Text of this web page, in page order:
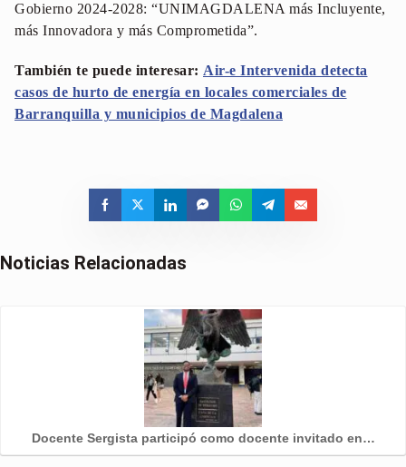
Gobierno 2024-2028: “UNIMAGDALENA más Incluyente,
más Innovadora y más Comprometida”.
También te puede interesar: Air-e Intervenida detecta
casos de hurto de energía en locales comerciales de
Barranquilla y municipios de Magdalena
Noticias Relacionadas
Docente Sergista participó como docente invitado en…